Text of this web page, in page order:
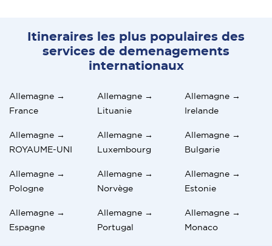
Itineraires les plus populaires des
services de demenagements
internationaux
Allemagne →
France
Allemagne →
Lituanie
Allemagne →
Irelande
Allemagne →
ROYAUME-UNI
Allemagne →
Luxembourg
Allemagne →
Bulgarie
Allemagne →
Pologne
Allemagne →
Norvège
Allemagne →
Estonie
Allemagne →
Espagne
Allemagne →
Portugal
Allemagne →
Monaco